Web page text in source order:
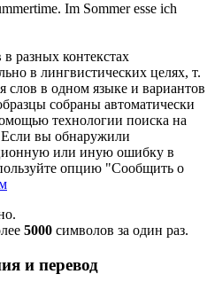
. Im Sommer esse ich
разных контекстах
в лингвистических целях, т.
слов в одном языке и вариантов
собраны автоматически
технологии поиска на
вы обнаружили
или иную ошибку в
опцию "Сообщить о
5000 символов за один раз.
и перевод